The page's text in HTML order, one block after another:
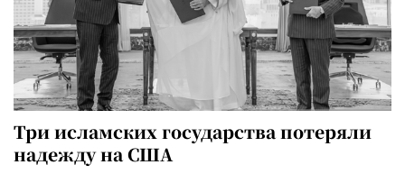
Три исламских государства потеряли
надежду на США